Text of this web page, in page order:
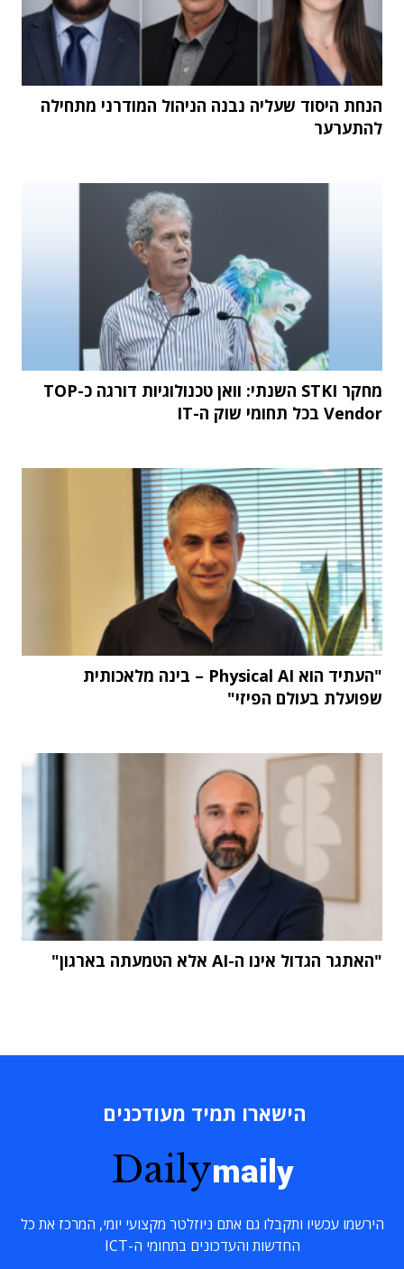
הנחת היסוד שעליה נבנה הניהול המודרני מתחילה
להתערער
מחקר STKI השנתי: וואן טכנולוגיות דורגה כ-TOP
Vendor בכל תחומי שוק ה-IT
"העתיד הוא Physical AI – בינה מלאכותית
שפועלת בעולם הפיזי"
"האתגר הגדול אינו ה-AI אלא הטמעתה בארגון"
הישארו תמיד מעודכנים
Dailymaily
הירשמו עכשיו ותקבלו גם אתם ניוזלטר מקצועי יומי, המרכז את כל
החדשות והעדכונים בתחומי ה-ICT